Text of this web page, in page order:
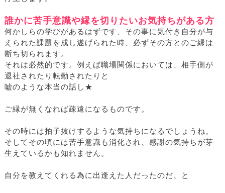
誰かに苦手意識や縁を切りたいお気持ちがある方
何かしらの学びがあるはずです、その事に気付き自分が与
えられた課題を成し遂げられた時、必ずその方とのご縁は
断ち切られます。
それは必然的です。例えば職場関係においては、相手側が
退社されたり転勤されたりと
嘘のような本当の話し★
ご縁が無くなれば疎遠になるものです。
その時には拍子抜けするような気持ちになるでしょうね。
そしてその頃には苦手意識も消化され、感謝の気持ちが芽
生えているかも知れません。
自分を教えてくれる為に出逢えた人だったのだ、と